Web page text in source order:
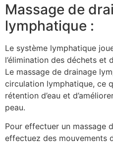
Massage de
lymphatique :
Le système lymphatique
l’élimination des déchets et
Le massage de drainage
circulation lymphatique, ce
rétention d’eau et
peau.
Pour effectuer un massage
effectuez des mouvements